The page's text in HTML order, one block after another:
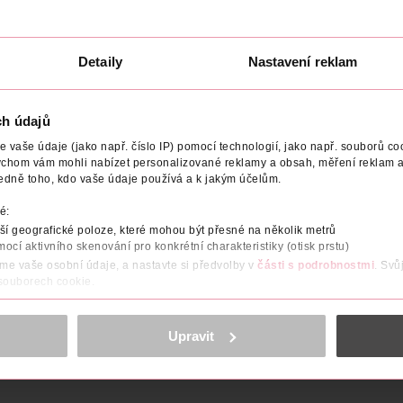
Detaily Nastavení reklam
údajů
vaše údaje (jako např. číslo IP) pomocí technologií, jako např. souborů
vám mohli nabízet personalizované reklamy a obsah, měření reklam
toho, kdo vaše údaje používá a k jakým účelům.
geografické poloze, které mohou být přesné na několik metrů
aktivního skenování pro konkrétní charakteristiky (otisk prstu)
vaše osobní údaje, a nastavte si předvolby v části s podrobnostmi.
cookie.
a reklam, funkcí sociálních médií, analýze návštěvnosti, které
osobních údajů.
<
Upravit
pohled vyhladí povrch rtů a dodá jim vysoký lesk. Rty díky
celou dobu nošení lesku. S extra velkým aplikátorem
vybereš.